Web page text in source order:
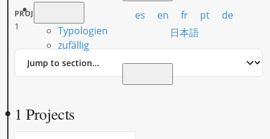
Typologien
zufällig
es en fr pt
de
日本語
PROJECTS
1
Jump
1 Projects